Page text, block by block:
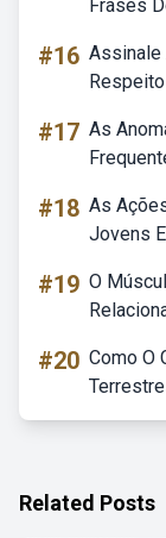
Frases
#16 Assinale
#17 As
#18 As
Jovens
#19 O
#20 Como O
Related Posts